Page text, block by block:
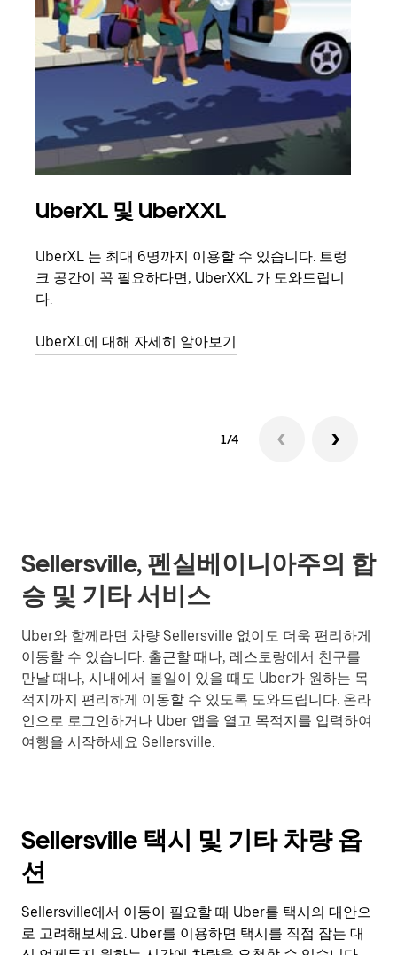
UberXL 및 UberXXL
UberXL 는 최대 6명까지 이용할 수 있습니다. 트렁
크 공간이 꼭 필요하다면, UberXXL 가 도와드립니
다.
UberXL에 대해 자세히 알아보기
1/4
Sellersville, 펜실베이니아주의 합
승 및 기타 서비스
Uber와 함께라면 차량 Sellersville 없이도 더욱 편리하게
이동할 수 있습니다. 출근할 때나, 레스토랑에서 친구를
만날 때나, 시내에서 볼일이 있을 때도 Uber가 원하는 목
적지까지 편리하게 이동할 수 있도록 도와드립니다. 온라
인으로 로그인하거나 Uber 앱을 열고 목적지를 입력하여
여행을 시작하세요 Sellersville.
Sellersville 택시 및 기타 차량 옵
션
Sellersville에서 이동이 필요할 때 Uber를 택시의 대안으
로 고려해보세요. Uber를 이용하면 택시를 직접 잡는 대